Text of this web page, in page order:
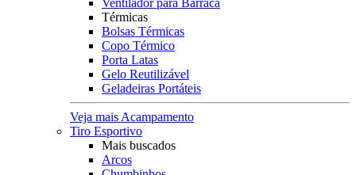
Ventilador para Barraca
Térmicas
Bolsas Térmicas
Copo Térmico
Porta Latas
Gelo Reutilizável
Geladeiras Portáteis
Veja mais Acampamento
Tiro Esportivo
Mais buscados
Arcos